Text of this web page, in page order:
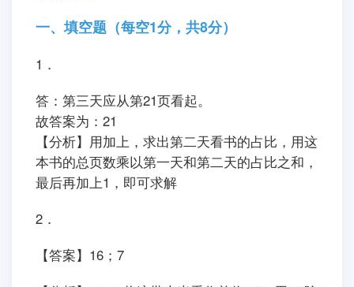
一、填空题（每空1分，共8分）
1．
答：第三天应从第21页看起。
故答案为：21
【分析】用加上，求出第二天看书的占比，用这
本书的总页数乘以第一天和第二天的占比之和，
最后再加上1，即可求解
2．
【答案】16；7